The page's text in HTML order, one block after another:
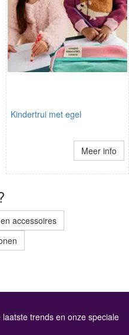
Kindertrui met egel
Meer info
accessoires
trends en onze speciale